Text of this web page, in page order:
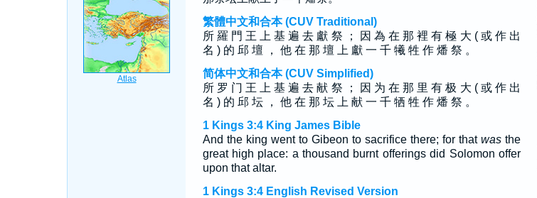
繁體中文和合本 (CUV Traditional)
所 羅 門 王 上 基 遍 去 獻 祭 ； 因 為 在 那 裡 有 極 大 ( 或 作 出
名 ) 的 邱 壇 ， 他 在 那 壇 上 獻 一 千 犧 牲 作 燔 祭 。
简体中文和合本 (CUV Simplified)
所 罗 门 王 上 基 遍 去 献 祭 ； 因 为 在 那 里 有 极 大 ( 或 作 出
名 ) 的 邱 坛 ， 他 在 那 坛 上 献 一 千 牺 牲 作 燔 祭 。
1 Kings 3:4 King James Bible
And the king went to Gibeon to sacrifice there; for that wasthe
great high place: a thousand burnt offerings did Solomon offer
upon that altar.
1 Kings 3:4 English Revised Version